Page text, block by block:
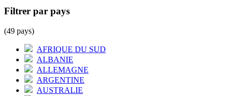
Filtrer par pays
(49 pays)
AFRIQUE DU SUD
ALBANIE
ALLEMAGNE
ARGENTINE
AUSTRALIE